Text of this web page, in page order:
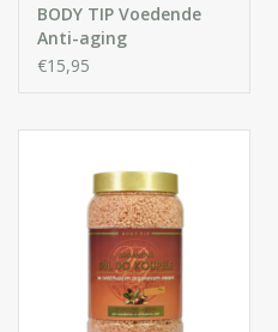
BODY TIP Voedende
Anti-aging
Gezichtscrème met
€15,95